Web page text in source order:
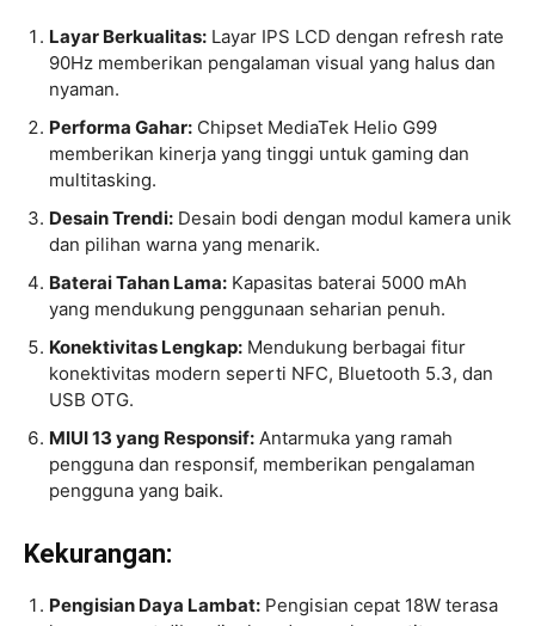
Layar Berkualitas: Layar IPS LCD dengan refresh rate
90Hz memberikan pengalaman visual yang halus dan
nyaman.
Performa Gahar: Chipset MediaTek Helio G99
memberikan kinerja yang tinggi untuk gaming dan
multitasking.
Desain Trendi: Desain bodi dengan modul kamera unik
dan pilihan warna yang menarik.
Baterai Tahan Lama: Kapasitas baterai 5000 mAh
yang mendukung penggunaan seharian penuh.
Konektivitas Lengkap: Mendukung berbagai fitur
konektivitas modern seperti NFC, Bluetooth 5.3, dan
USB OTG.
MIUI 13 yang Responsif: Antarmuka yang ramah
pengguna dan responsif, memberikan pengalaman
pengguna yang baik.
Kekurangan:
Pengisian Daya Lambat: Pengisian cepat 18W terasa